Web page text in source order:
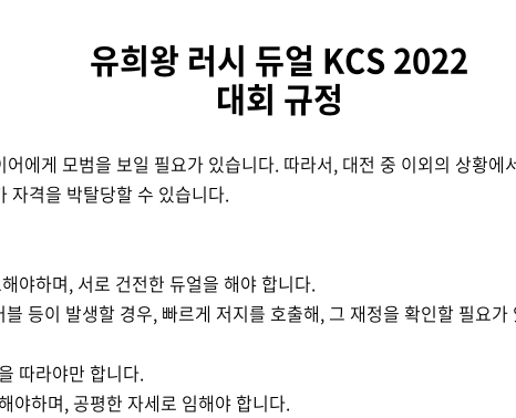
유희왕 러시 듀얼 KCS 2022
대회 규정
에게 모범을 보일 필요가 있습니다. 따라서, 대전 중 이외의 상황에
자격을 박탈당할 수 있습니다.
야하며, 서로 건전한 듀얼을 해야 합니다.
블 등이 발생할 경우, 빠르게 저지를 호출해, 그 재정을 확인할 필요가
따라야만 합니다.
야하며, 공평한 자세로 임해야 합니다.